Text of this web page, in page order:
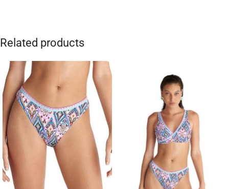
Related products